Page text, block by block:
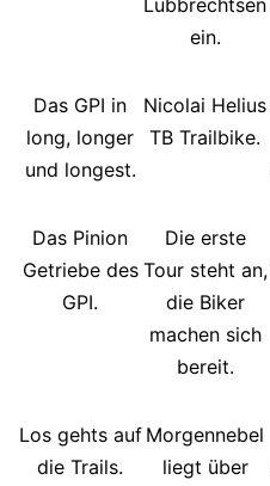
Lübbrechtsen
ein.
Das GPI in
long, longer
und longest.
Nicolai Helius
TB Trailbike.
Das Pinion
Getriebe des
GPI.
Die erste
Tour steht an,
die Biker
machen sich
bereit.
Los gehts auf
die Trails.
Morgennebel
liegt über